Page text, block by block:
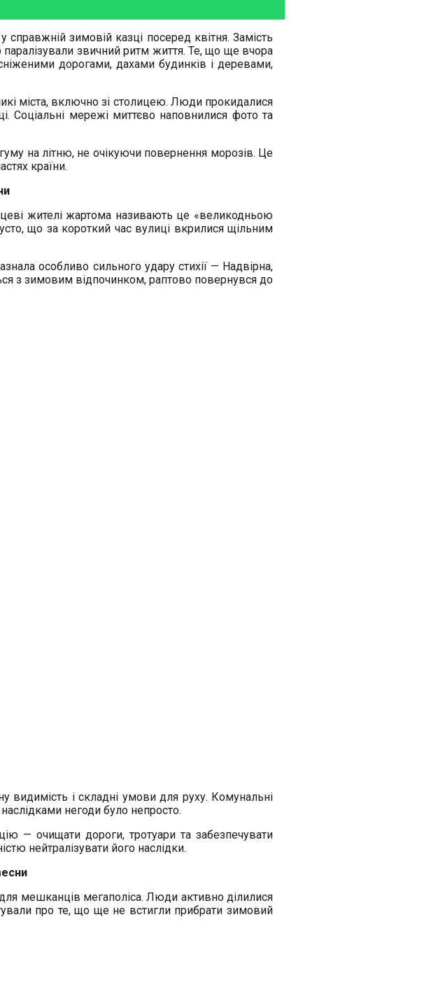
зимовій казці посеред квітня. Замість
паралізували звичний ритм життя. Те, що ще вчора
дорогами, дахами будинків і деревами,
міста, включно зі столицею. Люди прокидалися
Соціальні мережі миттєво наповнилися фото та
на літню, не очікуючи повернення морозів. Це
країни.
жителі жартома називають це «великодньою
що за короткий час вулиці вкрилися щільним
особливо сильного удару стихії — Надвірна,
з зимовим відпочинком, раптово повернувся до
видимість і складні умови для руху. Комунальні
негоди було непросто.
— очищати дороги, тротуари та забезпечувати
нейтралізувати його наслідки.
мешканців мегаполіса. Люди активно ділилися
про те, що ще не встигли прибрати зимовий